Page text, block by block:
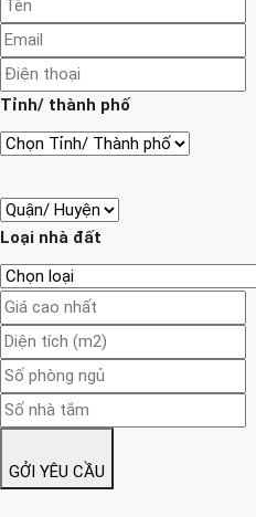
Tỉnh/ thành phố
Loại nhà đất
GỞI YÊU CẦU